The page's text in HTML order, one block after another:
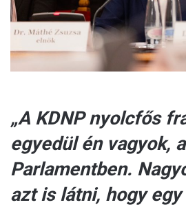
l
„A KDNP nyolcfős
egyedül én vagyok,
Parlamentben.
azt is látni, hogy egy